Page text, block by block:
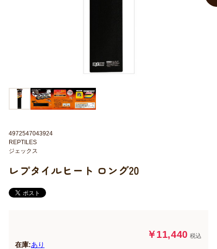
レプタイルヒート ロング20
￥11,440 税込
在庫:あり
4972547043924
REPTILES
ジェックス